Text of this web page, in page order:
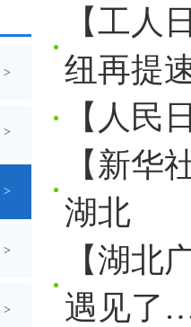
>
>
>
>
>
【工人
纽再提
【人民
【新华
湖北
【湖北
遇见